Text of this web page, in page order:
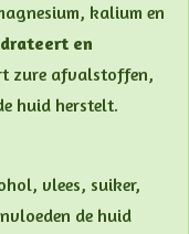
kalium en
en
zure afvalstoffen,
huid herstelt.
vlees, suiker,
de huid